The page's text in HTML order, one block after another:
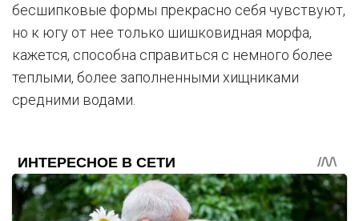
бесшипковые формы прекрасно себя чувствуют,
но к югу от нее только шишковидная морфа,
кажется, способна справиться с немного более
теплыми, более заполненными хищниками
средними водами.